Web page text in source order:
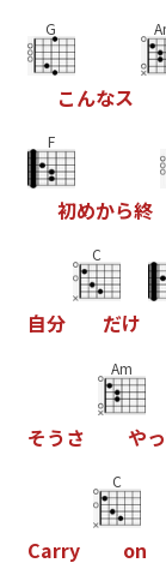
G
こんなス
F
初めから終
自分
C
だけ
そう さ
Am
やっ
Carry
C
on